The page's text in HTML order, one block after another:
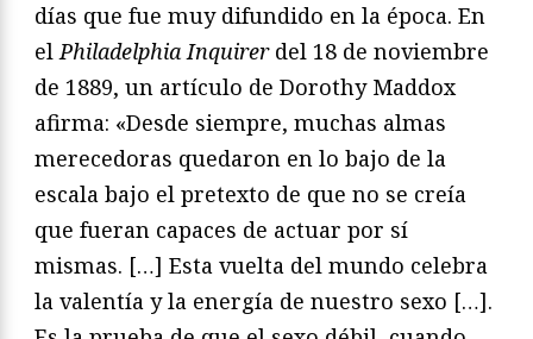
días que fue muy difundido en la época. En
elPhiladelphia Inquirer del 18 de noviembre
de 1889, un artículo de Dorothy Maddox
afirma: «Desde siempre, muchas almas
merecedoras quedaron en lo bajo de la
escala bajo el pretexto de que no se creía
que fueran capaces de actuar por sí
mismas. […] Esta vuelta del mundo celebra
la valentía y la energía de nuestro sexo […].